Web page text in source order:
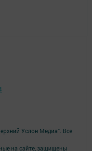
Услон Медиа". Все
на сайте, защищены